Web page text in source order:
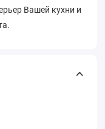
Вашей кухни и